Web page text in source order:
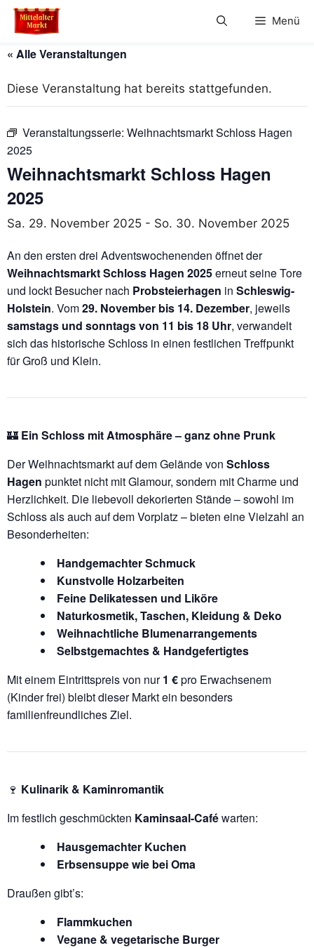
Zum
Inhalt
Menü
« Alle Veranstaltungen
Diese Veranstaltung hat bereits stattgefunden.
Veranstaltungsserie: Weihnachtsmarkt Schloss Hagen
2025
Weihnachtsmarkt Schloss Hagen
2025
Sa. 29. November 2025 - So. 30. November 2025
An den ersten drei Adventswochenenden öffnet der
Weihnachtsmarkt Schloss Hagen 2025erneut seine Tore
und lockt Besucher nach Probsteierhagen in Schleswig-
Holstein. Vom29. November bis 14. Dezember, jeweils
samstags und sonntags von 11 bis 18 Uhr, verwandelt
sich das historische Schloss in einen festlichen Treffpunkt
für Groß und Klein.
🏰 Ein Schloss mit Atmosphäre – ganz ohne Prunk
Der Weihnachtsmarkt auf dem Gelände von Schloss
Hagen punktet nicht mit Glamour, sondern mit Charme und
Herzlichkeit. Die liebevoll dekorierten Stände – sowohl im
Schloss als auch auf dem Vorplatz – bieten eine Vielzahl an
Besonderheiten:
Handgemachter Schmuck
Kunstvolle Holzarbeiten
Feine Delikatessen und Liköre
Naturkosmetik, Taschen, Kleidung & Deko
Weihnachtliche Blumenarrangements
Selbstgemachtes & Handgefertigtes
Mit einem Eintrittspreis von nur1 €pro Erwachsenem
(Kinder frei) bleibt dieser Markt ein besonders
familienfreundliches Ziel.
🍷 Kulinarik & Kaminromantik
Im festlich geschmückten Kaminsaal-Caféwarten:
Hausgemachter Kuchen
Erbsensuppe wie bei Oma
Draußen gibt’s:
Flammkuchen
Vegane & vegetarische Burger